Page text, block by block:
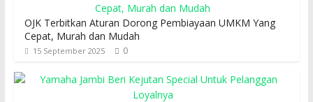
OJK Terbitkan Aturan Dorong Pembiayaan UMKM Yang
Cepat, Murah dan Mudah
15 September 2025 0